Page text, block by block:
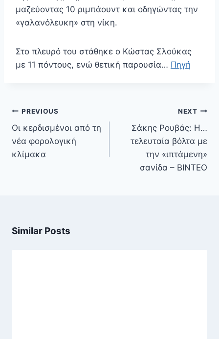
μαζεύοντας 10 ριμπάουντ και οδηγώντας την
«γαλανόλευκη» στη νίκη.
Στο πλευρό του στάθηκε ο Κώστας Σλούκας
με 11 πόντους, ενώ θετική παρουσία… Πηγή
Πλοήγηση
άρθρων
PREVIOUS
Οι κερδισμένοι από τη
νέα φορολογική
κλίμακα
NEXT
Σάκης Ρουβάς: Η…
τελευταία βόλτα με
την «ιπτάμενη»
σανίδα – ΒΙΝΤΕΟ
Similar Posts